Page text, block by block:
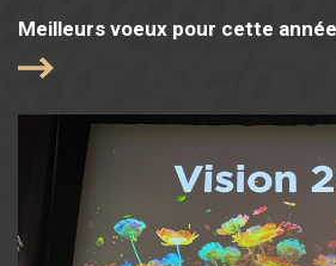
Meilleurs voeux pour cette